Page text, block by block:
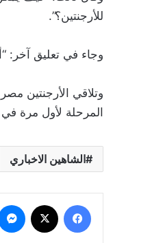
للأرجنتين؟”.
وجاء في تعليق آخر:
المرحلة لأول مرة
الشاهين الاخباري
فيسبوك